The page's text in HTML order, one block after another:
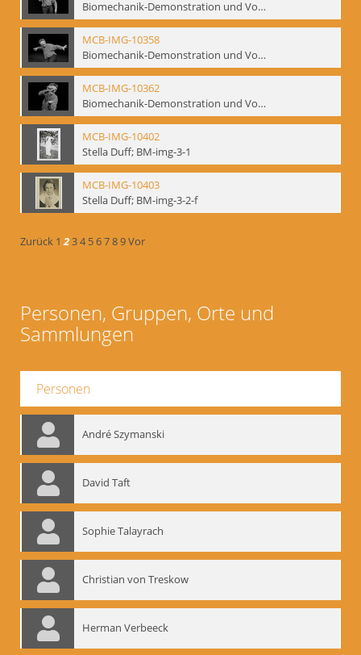
Biomechanik-Demonstration und Vortrag, Berliner Ensemble, 04.10.1991
MCB-IMG-10358
Biomechanik-Demonstration und Vortrag, Berliner Ensemble, 04.10.1991
MCB-IMG-10362
Biomechanik-Demonstration und Vortrag, Berliner Ensemble, 04.10.1991
MCB-IMG-10402
Stella Duff; BM-img-3-1
MCB-IMG-10403
Stella Duff; BM-img-3-2-f
Zurück 1 234 56789Vor
Personen, Gruppen, Orte und
Sammlungen
Personen
André Szymanski
David Taft
Sophie Talayrach
Christian von Treskow
Herman Verbeeck